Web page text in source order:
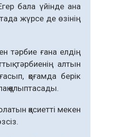
бала үйінде ана
жүрсе де өзінің
тәрбие ғана елдің
тәрбиенің алтын
қоғамда берік
қалыптасады.
қасиетті мекен